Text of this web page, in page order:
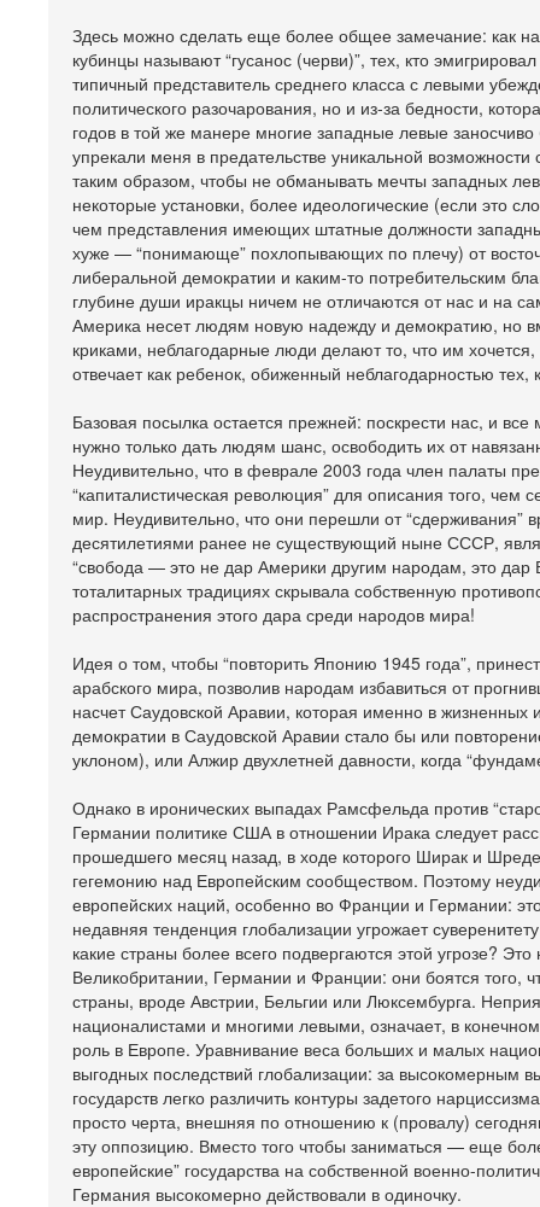
Здесь можно сделать еще более общее замечание: как
кубинцы называют “гусанос (черви)”, тех, кто
типичный представитель среднего класса с левыми
политического разочарования, но и из-за бедности,
годов в той же манере многие западные левые
упрекали меня в предательстве уникальной
таким образом, чтобы не обманывать мечты западных
некоторые установки, более идеологические (если это
чем представления имеющих штатные должности
хуже — “понимающе” похлопывающих по плечу) от
либеральной демократии и каким-то потребительским
глубине души иракцы ничем не отличаются от нас и на
Америка несет людям новую надежду и демократию, но
криками, неблагодарные люди делают то, что им
отвечает как ребенок, обиженный неблагодарностью
Базовая посылка остается прежней: поскрести нас, и
нужно только дать людям шанс, освободить их от
Неудивительно, что в феврале 2003 года член палаты
“капиталистическая революция” для описания того,
мир. Неудивительно, что они перешли от “сдерживания”
десятилетиями ранее не существующий ныне СССР,
“свобода — это не дар Америки другим народам, это дар
тоталитарных традициях скрывала собственную
распространения этого дара среди народов мира!
Идея о том, чтобы “повторить Японию 1945 года”,
арабского мира, позволив народам избавиться от
насчет Саудовской Аравии, которая именно в
демократии в Саудовской Аравии стало бы или
уклоном), или Алжир двухлетней давности, когда
Однако в иронических выпадах Рамсфельда против
Германии политике США в отношении Ирака следует
прошедшего месяц назад, в ходе которого Ширак и
гегемонию над Европейским сообществом. Поэтому
европейских наций, особенно во Франции и Германии:
недавняя тенденция глобализации угрожает
какие страны более всего подвергаются этой угрозе?
Великобритании, Германии и Франции: они боятся того,
страны, вроде Австрии, Бельгии или Люксембурга.
националистами и многими левыми, означает, в
роль в Европе. Уравнивание веса больших и малых
выгодных последствий глобализации: за высокомерным
государств легко различить контуры задетого
просто черта, внешняя по отношению к (провалу)
эту оппозицию. Вместо того чтобы заниматься — еще
европейские” государства на собственной военно-
Германия высокомерно действовали в одиночку.